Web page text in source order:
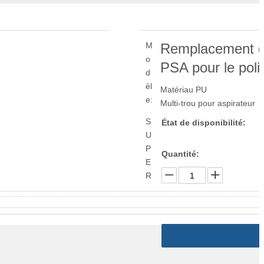
Remplacement
PSA pour le
Matériau PU
Multi-trou pour aspirateur
État de disponibilité:
Quantité:
M
o
d
èl
e:
S
U
P
E
R